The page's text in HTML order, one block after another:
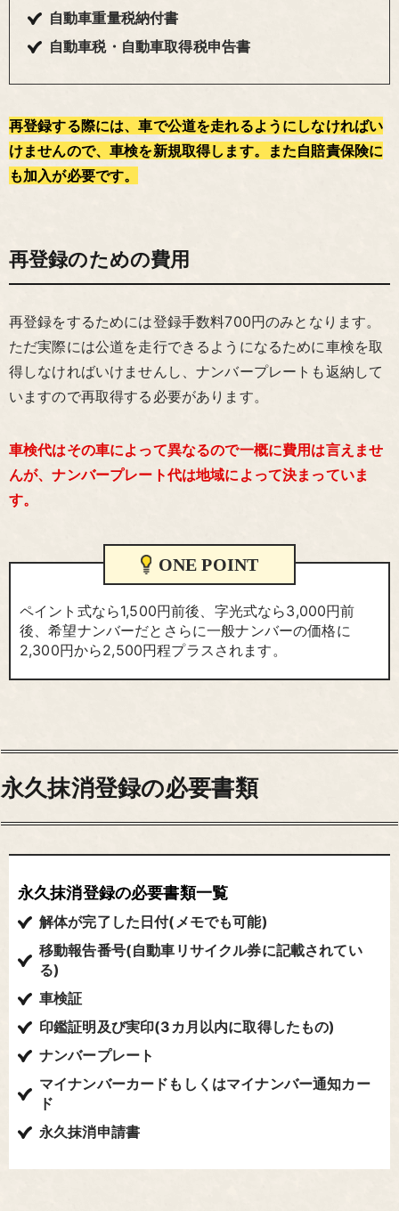
自動車重量税納付書
自動車税・自動車取得税申告書
再登録する際には、車で公道を走れるようにしなければい
けませんので、車検を新規取得します。また自賠責保険に
も加入が必要です。
再登録のための費用
再登録をするためには登録手数料700円のみとなります。
ただ実際には公道を走行できるようになるために車検を取
得しなければいけませんし、ナンバープレートも返納して
いますので再取得する必要があります。
車検代はその車によって異なるので一概に費用は言えませ
んが、ナンバープレート代は地域によって決まっていま
す。
ONE POINT
ペイント式なら1,500円前後、字光式なら3,000円前
後、希望ナンバーだとさらに一般ナンバーの価格に
2,300円から2,500円程プラスされます。
永久抹消登録の必要書類
永久抹消登録の必要書類一覧
解体が完了した日付(メモでも可能)
移動報告番号(自動車リサイクル券に記載されてい
る)
車検証
印鑑証明及び実印(3カ月以内に取得したもの)
ナンバープレート
マイナンバーカードもしくはマイナンバー通知カー
ド
永久抹消申請書